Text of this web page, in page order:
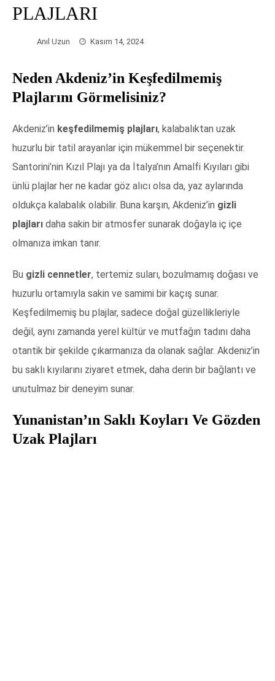
PLAJLARI
Anıl Uzun Kasım 14, 2024
Neden Akdeniz’in Keşfedilmemiş
Plajlarını Görmelisiniz?
Akdeniz’in keşfedilmemiş plajları, kalabalıktan uzak
huzurlu bir tatil arayanlar için mükemmel bir seçenektir.
Santorini’nin Kızıl Plajı ya da İtalya’nın Amalfi Kıyıları gibi
ünlü plajlar her ne kadar göz alıcı olsa da, yaz aylarında
oldukça kalabalık olabilir. Buna karşın, Akdeniz’in gizli
plajları daha sakin bir atmosfer sunarak doğayla iç içe
olmanıza imkan tanır.
Bu gizli cennetler, tertemiz suları, bozulmamış doğası ve
huzurlu ortamıyla sakin ve samimi bir kaçış sunar.
Keşfedilmemiş bu plajlar, sadece doğal güzellikleriyle
değil, aynı zamanda yerel kültür ve mutfağın tadını daha
otantik bir şekilde çıkarmanıza da olanak sağlar. Akdeniz’in
bu saklı kıyılarını ziyaret etmek, daha derin bir bağlantı ve
unutulmaz bir deneyim sunar.
Yunanistan’ın Saklı Koyları Ve Gözden
Uzak Plajları